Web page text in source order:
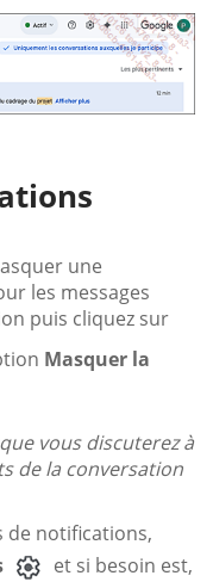
une
les messages
puis cliquez sur
Masquer la
vous discuterez à
de la conversation
de notifications,
et si besoin est,